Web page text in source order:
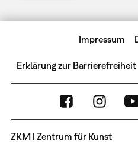
Impressum
Erklärung zur Barrierefreiheit
ZKM | Zentrum für Kunst